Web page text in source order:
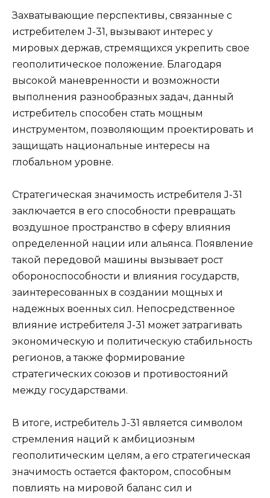
Захватывающие перспективы, связанные с
истребителем J-31, вызывают интерес у
мировых держав, стремящихся укрепить свое
геополитическое положение. Благодаря
высокой маневренности и возможности
выполнения разнообразных задач, данный
истребитель способен стать мощным
инструментом, позволяющим проектировать и
защищать национальные интересы на
глобальном уровне.
Стратегическая значимость истребителя J-31
заключается в его способности превращать
воздушное пространство в сферу влияния
определенной нации или альянса. Появление
такой передовой машины вызывает рост
обороноспособности и влияния государств,
заинтересованных в создании мощных и
надежных военных сил. Непосредственное
влияние истребителя J-31 может затрагивать
экономическую и политическую стабильность
регионов, а также формирование
стратегических союзов и противостояний
между государствами.
В итоге, истребитель J-31 является символом
стремления наций к амбициозным
геополитическим целям, а его стратегическая
значимость остается фактором, способным
повлиять на мировой баланс сил и